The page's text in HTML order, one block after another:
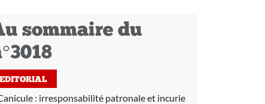
sommaire du
EDITORIAL
: irresponsabilité patronale et incurie